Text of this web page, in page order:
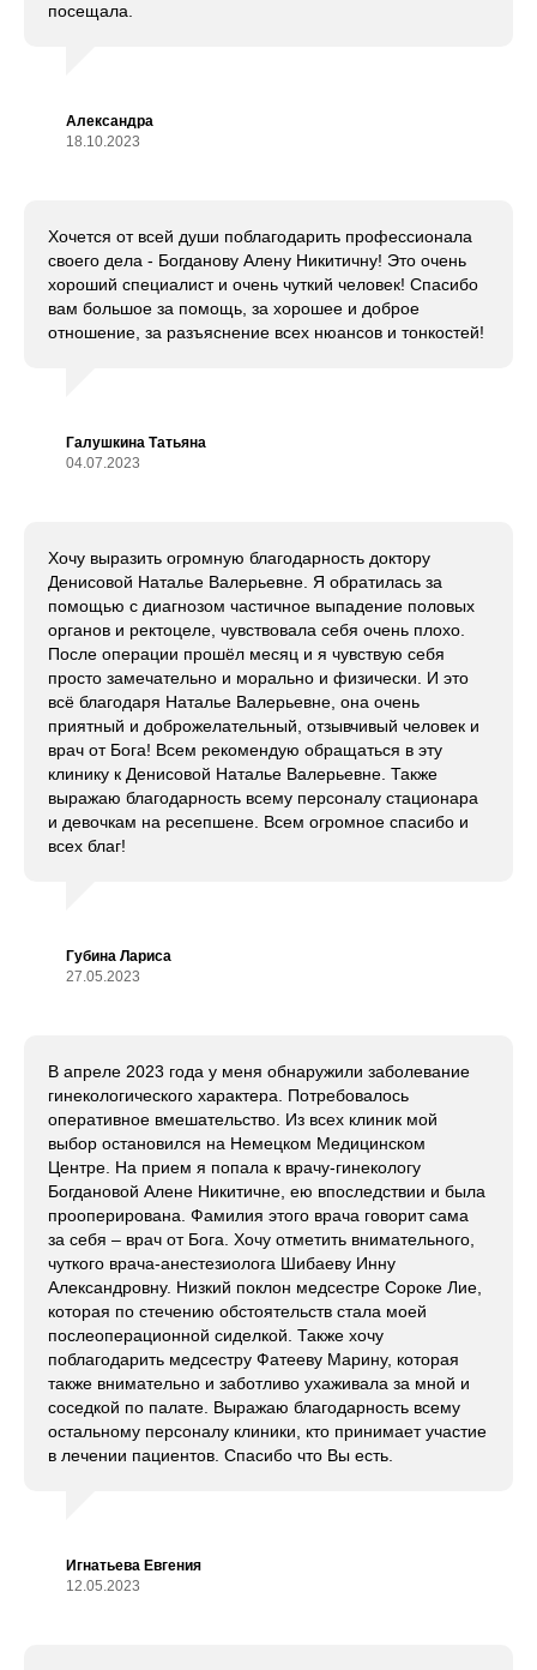
посещала.
Александра
18.10.2023
Хочется от всей души поблагодарить профессионала
своего дела - Богданову Алену Никитичну! Это очень
хороший специалист и очень чуткий человек! Спасибо
вам большое за помощь, за хорошее и доброе
отношение, за разъяснение всех нюансов и тонкостей!
Галушкина Татьяна
04.07.2023
Хочу выразить огромную благодарность доктору
Денисовой Наталье Валерьевне. Я обратилась за
помощью с диагнозом частичное выпадение половых
органов и ректоцеле, чувствовала себя очень плохо.
После операции прошёл месяц и я чувствую себя
просто замечательно и морально и физически. И это
всё благодаря Наталье Валерьевне, она очень
приятный и доброжелательный, отзывчивый человек и
врач от Бога! Всем рекомендую обращаться в эту
клинику к Денисовой Наталье Валерьевне. Также
выражаю благодарность всему персоналу стационара
и девочкам на ресепшене. Всем огромное спасибо и
всех благ!
Губина Лариса
27.05.2023
В апреле 2023 года у меня обнаружили заболевание
гинекологического характера. Потребовалось
оперативное вмешательство. Из всех клиник мой
выбор остановился на Немецком Медицинском
Центре. На прием я попала к врачу-гинекологу
Богдановой Алене Никитичне, ею впоследствии и была
прооперирована. Фамилия этого врача говорит сама
за себя – врач от Бога. Хочу отметить внимательного,
чуткого врача-анестезиолога Шибаеву Инну
Александровну. Низкий поклон медсестре Сороке Лие,
которая по стечению обстоятельств стала моей
послеоперационной сиделкой. Также хочу
поблагодарить медсестру Фатееву Марину, которая
также внимательно и заботливо ухаживала за мной и
соседкой по палате. Выражаю благодарность всему
остальному персоналу клиники, кто принимает участие
в лечении пациентов. Спасибо что Вы есть.
Игнатьева Евгения
12.05.2023